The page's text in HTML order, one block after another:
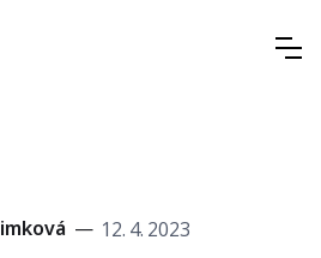
— 12. 4. 2023